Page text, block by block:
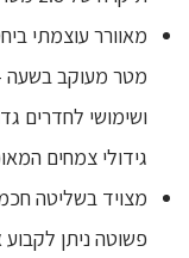
ושימושי לחדרים
גידולי צמחים
מצויד בשליטה
פשוטה ניתן